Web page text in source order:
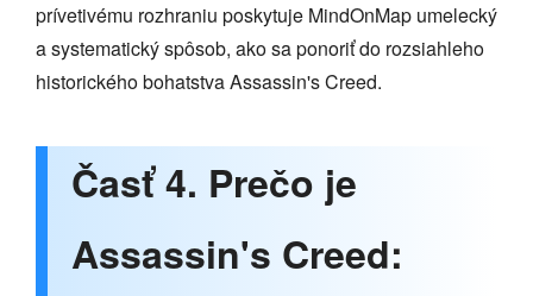
prívetivému rozhraniu poskytuje MindOnMap umelecký
a systematický spôsob, ako sa ponoriť do rozsiahleho
historického bohatstva Assassin's Creed.
Časť 4. Prečo je
Assassin's Creed: